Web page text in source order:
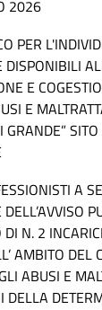
2026
PER
DISPONIBILI
E
E
GRANDE”
A
DI N. 2
AMBITO DEL
ABUSI E
DELLA